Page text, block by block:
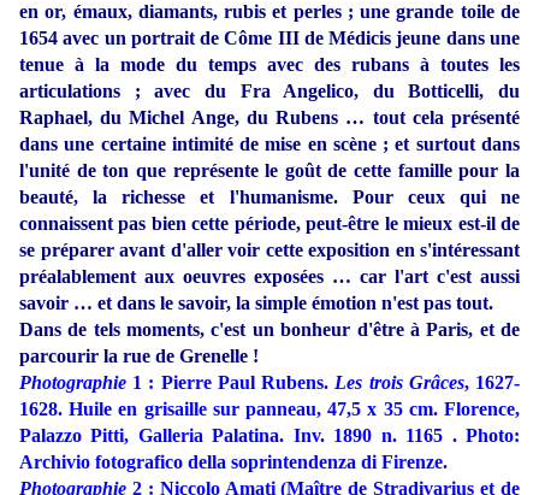
en or, émaux, diamants, rubis et perles ; une grande toile de
1654 avec un portrait de Côme III de Médicis jeune dans une
tenue à la mode du temps avec des rubans à toutes les
articulations ; avec du Fra Angelico, du Botticelli, du
Raphael, du Michel Ange, du Rubens … tout cela présenté
dans une certaine intimité de mise en scène ; et surtout dans
l'unité de ton que représente le goût de cette famille pour la
beauté, la richesse et l'humanisme. Pour ceux qui ne
connaissent pas bien cette période, peut-être le mieux est-il de
se préparer avant d'aller voir cette exposition en s'intéressant
préalablement aux oeuvres exposées … car l'art c'est aussi
savoir … et dans le savoir, la simple émotion n'est pas tout.
Dans de tels moments, c'est un bonheur d'être à Paris, et de
parcourir la rue de Grenelle !
Photographie 1 : Pierre Paul Rubens. Les trois Grâces, 1627-
1628. Huile en grisaille sur panneau, 47,5 x 35 cm. Florence,
Palazzo Pitti, Galleria Palatina. Inv. 1890 n. 1165 . Photo:
Archivio fotografico della soprintendenza di Firenze.
Photographie 2 : Niccolo Amati (Maître de Stradivarius et de